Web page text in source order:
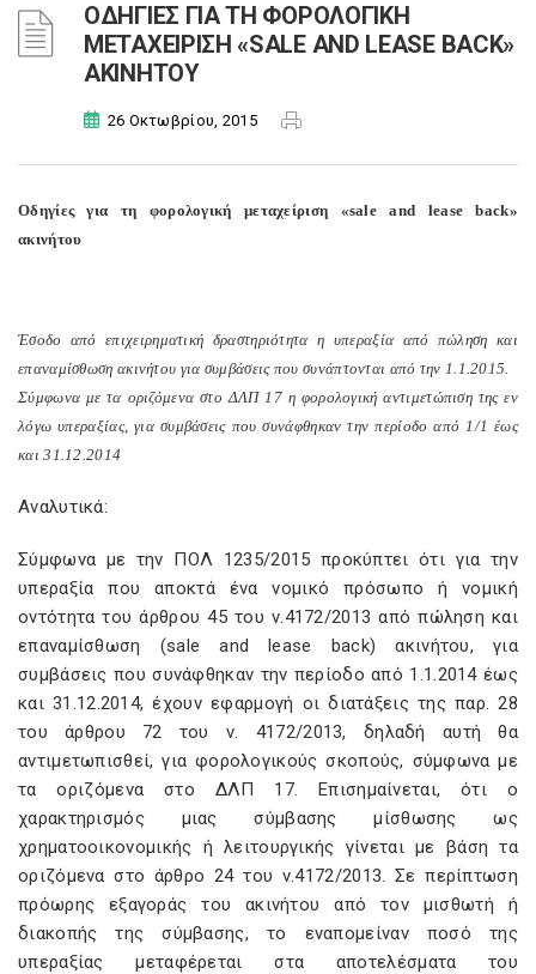
ΟΔΗΓΙΕΣ ΓΙΑ ΤΗ ΦΟΡΟΛΟΓΙΚΗ
ΜΕΤΑΧΕΙΡΙΣΗ «SALE AND LEASE BACK»
ΑΚΙΝΗΤΟΥ
26 Οκτωβρίου, 2015
Οδηγίες για τη φορολογική μεταχείριση «sale and lease back»
ακινήτου
Έσοδο από επιχειρηματική δραστηριότητα η υπεραξία από πώληση και
επαναμίσθωση ακινήτου για συμβάσεις που συνάπτονται από την 1.1.2015.
Σύμφωνα με τα οριζόμενα στο ΔΛΠ 17 η φορολογική αντιμετώπιση της εν
λόγω υπεραξίας, για συμβάσεις που συνάφθηκαν την περίοδο από 1/1 έως
και 31.12.2014
Αναλυτικά:
Σύμφωνα με την ΠΟΛ 1235/2015 προκύπτει ότι για την
υπεραξία που αποκτά ένα νομικό πρόσωπο ή νομική
οντότητα του άρθρου 45 του ν.4172/2013 από πώληση και
επαναμίσθωση (sale and lease back) ακινήτου, για
συμβάσεις που συνάφθηκαν την περίοδο από 1.1.2014 έως
και 31.12.2014, έχουν εφαρμογή οι διατάξεις της παρ. 28
του άρθρου 72 του ν. 4172/2013, δηλαδή αυτή θα
αντιμετωπισθεί, για φορολογικούς σκοπούς, σύμφωνα με
τα οριζόμενα στο ΔΛΠ 17. Επισημαίνεται, ότι ο
χαρακτηρισμός μιας σύμβασης μίσθωσης ως
χρηματοοικονομικής ή λειτουργικής γίνεται με βάση τα
οριζόμενα στο άρθρο 24 του ν.4172/2013. Σε περίπτωση
πρόωρης εξαγοράς του ακινήτου από τον μισθωτή ή
διακοπής της σύμβασης, το εναπομείναν ποσό της
υπεραξίας μεταφέρεται στα αποτελέσματα του